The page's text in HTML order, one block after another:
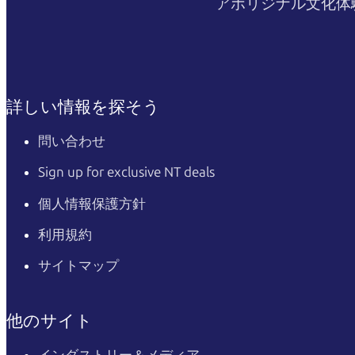
詳しい情報を探そう
問い合わせ
Sign up for exclusive NT deals
個人情報保護方針
利用規約
サイトマップ
他のサイト